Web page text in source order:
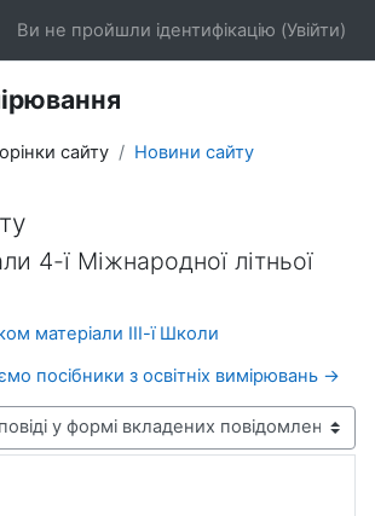
вмісту
Ви не пройшли ідентифікацію (Увійти)
сайту Новини сайту
4-ї Міжнародної літньої
матеріали ІІІ-ї Школи
посібники з освітніх вимірювань →